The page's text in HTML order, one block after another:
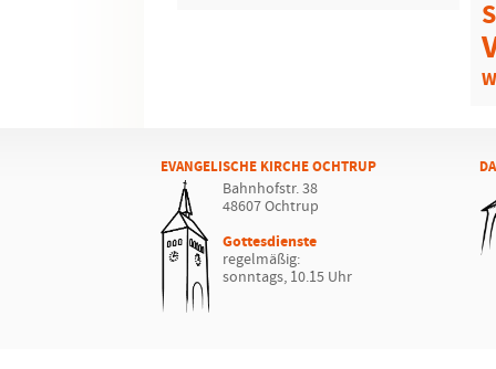
EVANGELISCHE KIRCHE OCHTRUP
Bahnhofstr. 38
48607 Ochtrup
Gottesdienste
regelmäßig:
sonntags, 10.15 Uhr